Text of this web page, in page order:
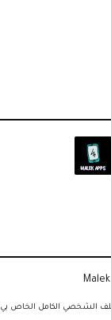
الشخصي الكامل الخاص بي